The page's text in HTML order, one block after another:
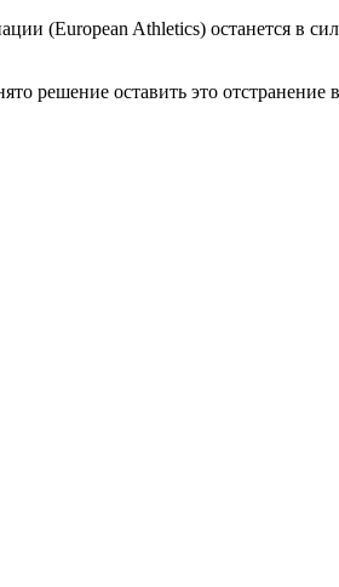
(European Athletics) останется в
решение оставить это отстранение